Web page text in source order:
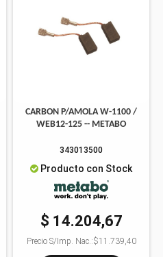
CARBON P/AMOLA W-1100 /
WEB12-125 -- METABO
343013500
Producto con Stock
$ 14.204,67
Precio S/Imp. Nac.:$11.739,40